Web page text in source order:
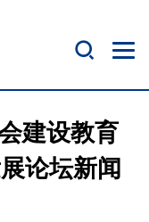
建设教育
论坛新闻